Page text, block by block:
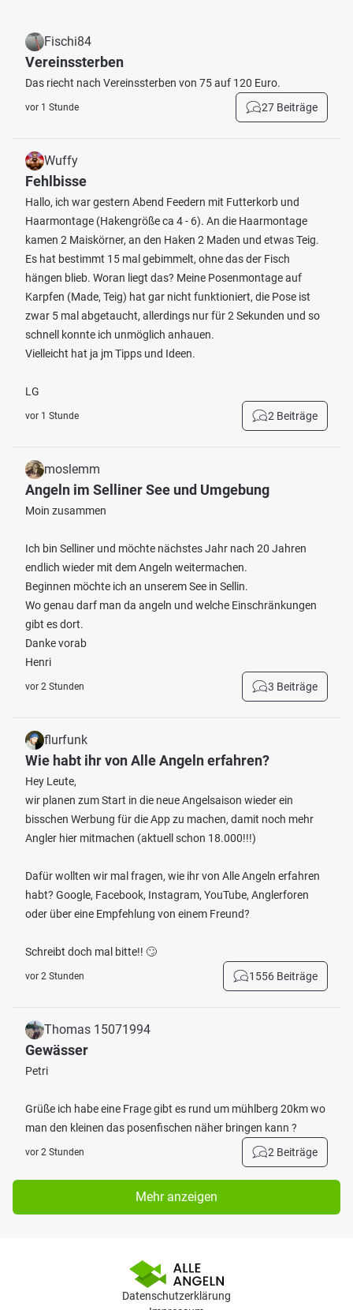
Fischi84
Vereinssterben
Das riecht nach Vereinssterben von 75 auf 120 Euro.
vor 1 Stunde 27 Beiträge
Wuffy
Fehlbisse
Hallo, ich war gestern Abend Feedern mit Futterkorb und
Haarmontage (Hakengröße ca 4 - 6). An die Haarmontage
kamen 2 Maiskörner, an den Haken 2 Maden und etwas Teig.
Es hat bestimmt 15 mal gebimmelt, ohne das der Fisch
hängen blieb. Woran liegt das? Meine Posenmontage auf
Karpfen (Made, Teig) hat gar nicht funktioniert, die Pose ist
zwar 5 mal abgetaucht, allerdings nur für 2 Sekunden und so
schnell konnte ich unmöglich anhauen.
Vielleicht hat ja jm Tipps und Ideen.
LG
vor 1 Stunde 2 Beiträge
moslemm
Angeln im Selliner See und Umgebung
Moin zusammen
Ich bin Selliner und möchte nächstes Jahr nach 20 Jahren
endlich wieder mit dem Angeln weitermachen.
Beginnen möchte ich an unserem See in Sellin.
Wo genau darf man da angeln und welche Einschränkungen
gibt es dort.
Danke vorab
Henri
vor 2 Stunden 3 Beiträge
flurfunk
Wie habt ihr von Alle Angeln erfahren?
Hey Leute,
wir planen zum Start in die neue Angelsaison wieder ein
bisschen Werbung für die App zu machen, damit noch mehr
Angler hier mitmachen (aktuell schon 18.000!!!)
Dafür wollten wir mal fragen, wie ihr von Alle Angeln erfahren
habt? Google, Facebook, Instagram, YouTube, Anglerforen
oder über eine Empfehlung von einem Freund?
Schreibt doch mal bitte!! 🙄
vor 2 Stunden 1556 Beiträge
Thomas 15071994
Gewässer
Petri
Grüße ich habe eine Frage gibt es rund um mühlberg 20km wo
man den kleinen das posenfischen näher bringen kann ?
vor 2 Stunden 2 Beiträge
Mehr anzeigen
Datenschutzerklärung